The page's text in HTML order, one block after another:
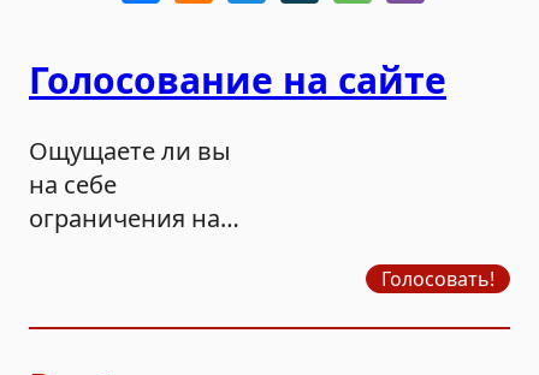
Голосование на сайте
Ощущаете ли вы
на себе
ограничения на
Голосовать!